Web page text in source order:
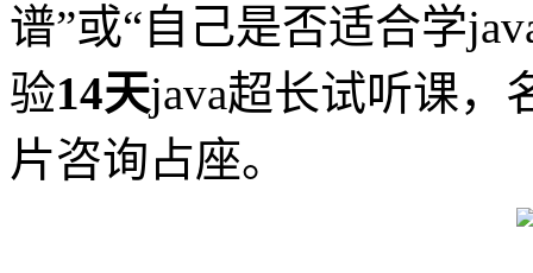
谱”或“自己是否适合学
验14天java超长试听课，
片咨询占座。